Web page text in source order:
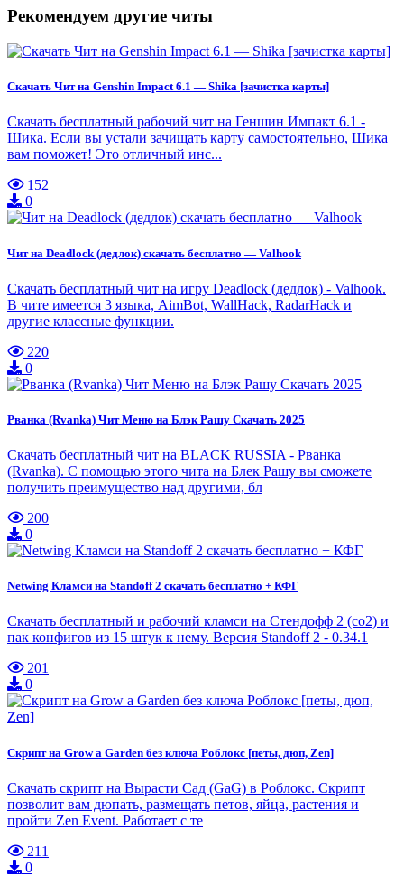
Рекомендуем другие читы
Скачать Чит на Genshin Impact 6.1 — Shika [зачистка карты]
Скачать бесплатный рабочий чит на Геншин Импакт 6.1 -
Шика. Если вы устали зачищать карту самостоятельно, Шика
вам поможет! Это отличный инс...
152
0
Чит на Deadlock (дедлок) скачать бесплатно — Valhook
Скачать бесплатный чит на игру Deadlock (дедлок) - Valhook.
В чите имеется 3 языка, AimBot, WallHack, RadarHack и
другие классные функции.
220
0
Рванка (Rvanka) Чит Меню на Блэк Рашу Скачать 2025
Скачать бесплатный чит на BLACK RUSSIA - Рванка
(Rvanka). С помощью этого чита на Блек Рашу вы сможете
получить преимущество над другими, бл
200
0
Netwing Кламси на Standoff 2 скачать бесплатно + КФГ
Скачать бесплатный и рабочий кламси на Стендофф 2 (со2) и
пак конфигов из 15 штук к нему. Версия Standoff 2 - 0.34.1
201
0
Скрипт на Grow a Garden без ключа Роблокс [петы, дюп, Zen]
Скачать скрипт на Вырасти Сад (GaG) в Роблокс. Скрипт
позволит вам дюпать, размещать петов, яйца, растения и
пройти Zen Event. Работает с те
211
0